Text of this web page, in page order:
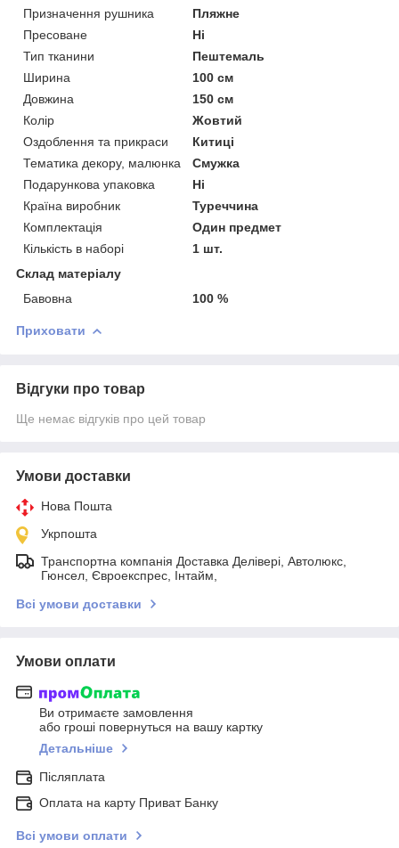
Призначення рушника
Пляжне
Пресоване
Ні
Тип тканини
Пештемаль
Ширина
100 см
Довжина
150 см
Колір
Жовтий
Оздоблення та прикраси
Китиці
Тематика декору, малюнка
Смужка
Подарункова упаковка
Ні
Країна виробник
Туреччина
Комплектація
Один предмет
Кількість в наборі
1 шт.
Склад матеріалу
Бавовна
100 %
Приховати
Відгуки про товар
Ще немає відгуків про цей товар
Умови доставки
Нова Пошта
Укрпошта
Транспортна компанія Доставка Делівері, Автолюкс,
Гюнсел, Євроекспрес, Інтайм,
Всі умови доставки
Умови оплати
Ви отримаєте замовлення
або гроші повернуться на вашу картку
Детальніше
Післяплата
Оплата на карту Приват Банку
Всі умови оплати